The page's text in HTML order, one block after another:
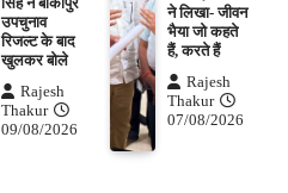
उपचुनाव
रिजल्ट के बाद
खुलकर बोले
Rajesh
Thakur
09/08/2026
ने लिखा- जीवन
भैया जो कहते
हैं, करते हैं
Rajesh
Thakur
07/08/2026